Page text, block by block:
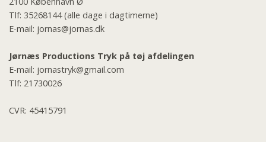
Tlf: 35268144(alle dage i dagtimerne)
E-mail: jornas@jornas.dk
Jørnæs Productions Tryk på tøj afdelingen
E-mail: jornastryk@gmail.com
Tlf: 21730026
CVR: 45415791